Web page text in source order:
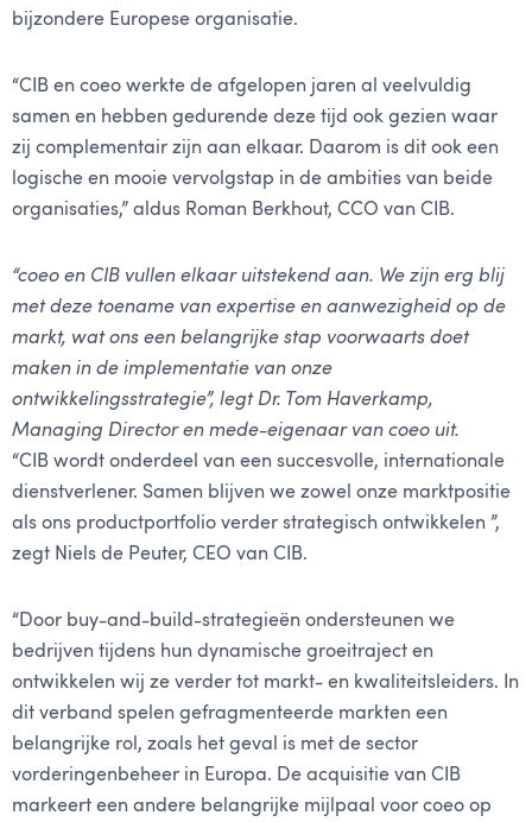
bijzondere Europese organisatie.
“CIB en coeo werkte de afgelopen jaren al veelvuldig
samen en hebben gedurende deze tijd ook gezien waar
zij complementair zijn aan elkaar. Daarom is dit ook een
logische en mooie vervolgstap in de ambities van beide
organisaties,” aldus Roman Berkhout, CCO van CIB.
“coeo en CIB vullen elkaar uitstekend aan. We zijn erg blij
met deze toename van expertise en aanwezigheid op de
markt, wat ons een belangrijke stap voorwaarts doet
maken in de implementatie van onze
ontwikkelingsstrategie”, legt Dr. Tom Haverkamp, ​​
Managing Director en mede-eigenaar van coeo uit.
“CIB wordt onderdeel van een succesvolle, internationale
dienstverlener. Samen blijven we zowel onze marktpositie
als ons productportfolio verder strategisch ontwikkelen ”,
zegt Niels de Peuter, CEO van CIB.
“Door buy-and-build-strategieën ondersteunen we
bedrijven tijdens hun dynamische groeitraject en
ontwikkelen wij ze verder tot markt- en kwaliteitsleiders. In
dit verband spelen gefragmenteerde markten een
belangrijke rol, zoals het geval is met de sector
vorderingenbeheer in Europa. De acquisitie van CIB
markeert een andere belangrijke mijlpaal voor coeo op